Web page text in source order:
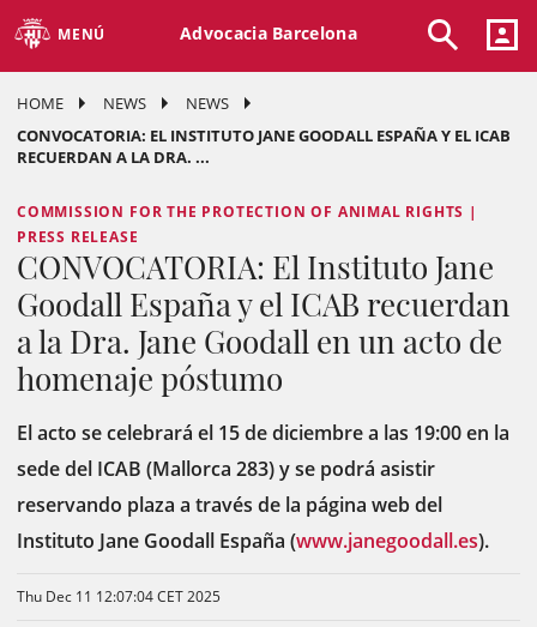
MENÚ Advocacia Barcelona
HOME NEWS
NEWS
CONVOCATORIA: EL INSTITUTO JANE GOODALL ESPAÑA Y EL ICAB
RECUERDAN A LA DRA. ...
COMMISSION FOR THE PROTECTION OF ANIMAL RIGHTS |
PRESS RELEASE
CONVOCATORIA: El Instituto Jane
Goodall España y el ICAB recuerdan
a la Dra. Jane Goodall en un acto de
homenaje póstumo
El acto se celebrará el 15 de diciembre a las 19:00 en la
sede del ICAB (Mallorca 283) y se podrá asistir
reservando plaza a través de la página web del
Instituto Jane Goodall España (www.janegoodall.es).
Thu Dec 11 12:07:04 CET 2025